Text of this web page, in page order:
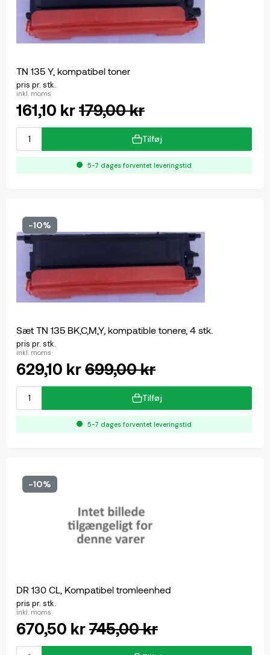
TN 135 Y, kompatibel toner
pris pr. stk.
inkl. moms
161,10 kr179,00 kr
Tilføj
5-7 dages forventet leveringstid
-10%
Sæt TN 135 BK,C,M,Y, kompatible tonere, 4 stk.
pris pr. stk.
inkl. moms
629,10 kr699,00 kr
Tilføj
5-7 dages forventet leveringstid
-10%
DR 130 CL, Kompatibel tromleenhed
pris pr. stk.
inkl. moms
670,50 kr745,00 kr